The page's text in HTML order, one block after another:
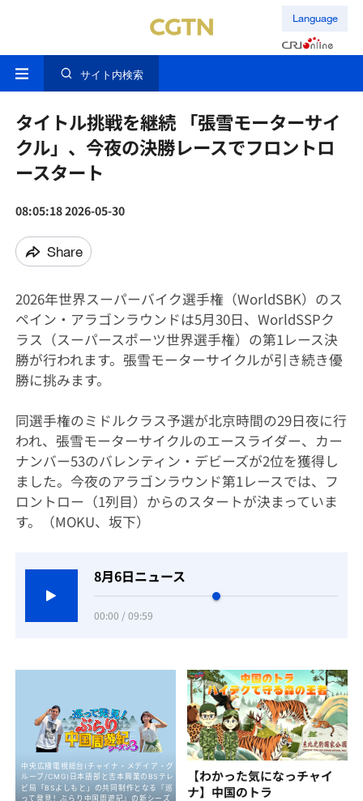
Language
サイト内検索
タイトル挑戦を継続 「張雪モーターサイ
クル」、今夜の決勝レースでフロントロ
ースタート
08:05:18 2026-05-30
Share
2026年世界スーパーバイク選手権（WorldSBK）のス
ペイン・アラゴンラウンドは5月30日、WorldSSPク
ラス（スーパースポーツ世界選手権）の第1レース決
勝が行われます。張雪モーターサイクルが引き続き優
勝に挑みます。
同選手権のミドルクラス予選が北京時間の29日夜に行
われ、張雪モーターサイクルのエースライダー、カー
ナンバー53のバレンティン・デビーズが2位を獲得し
ました。今夜のアラゴンラウンド第1レースでは、フ
ロントロー（1列目）からのスタートが決まっていま
す。（MOKU、坂下）
8月6日ニュース
00:00 / 09:59
【わかった気になっチャイ
ナ】中国のトラ